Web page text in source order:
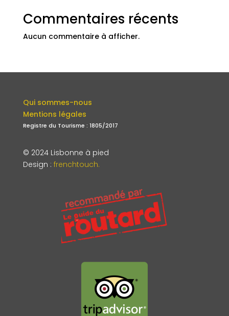
Commentaires récents
Aucun commentaire à afficher.
Qui sommes-nous
Mentions légales
Registre du Tourisme : 1805/2017
© 2024 Lisbonne à pied
Design : frenchtouch.